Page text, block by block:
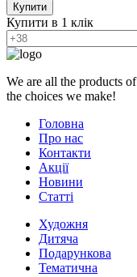
Купити
Купити в 1 клік
We are all the products of
the choices we make!
Головна
Про нас
Контакти
Акції
Новини
Статті
Художня
Дитяча
Подарункова
Тематична